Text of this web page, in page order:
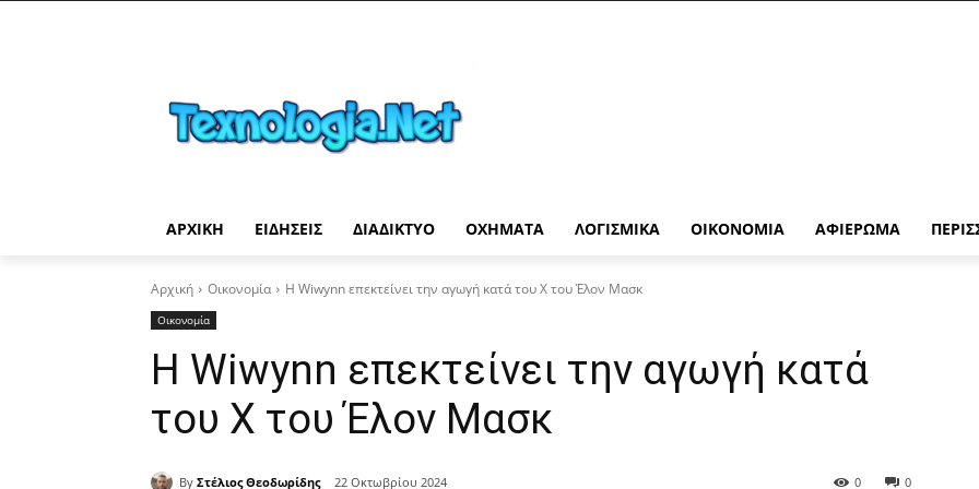
ΑΡΧΙΚΉ ΕΙΔΉΣΕΙΣ ΔΙΑΔΊΚΤΥΟ ΟΧΉΜΑΤΑ ΛΟΓΙΣΜΙΚΆ ΟΙΚΟΝΟΜΊΑ ΑΦΙΈΡΩΜΑ
Αρχική Οικονομία Η Wiwynn επεκτείνει την αγωγή κατά του X του Έλον Μασκ
Οικονομία
Η Wiwynn επεκτείνει την αγωγή κατά
του X του Έλον Μασκ
By Στέλιος Θεοδωρίδης 22 Οκτωβρίου 2024 0
0